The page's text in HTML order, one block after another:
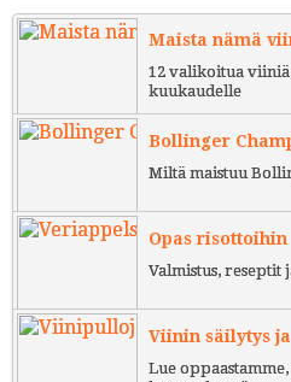
Maista nämä
12 valikoitua
kuukaudelle
Bollinger
Miltä maistuu
Opas risottoihin
Valmistus,
Viinin säilytys
Lue